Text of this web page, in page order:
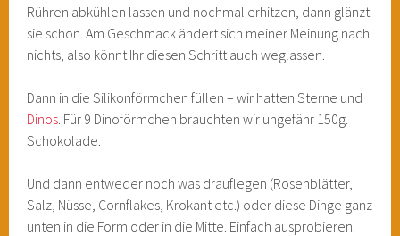
Rühren abkühlen lassen und nochmal erhitzen, dann glänzt
sie schon. Am Geschmack ändert sich meiner Meinung nach
nichts, also könnt Ihr diesen Schritt auch weglassen.
Dann in die Silikonförmchen füllen – wir hatten Sterne und
Dinos. Für 9 Dinoförmchen brauchten wir ungefähr 150g.
Schokolade.
Und dann entweder noch was drauflegen (Rosenblätter,
Salz, Nüsse, Cornflakes, Krokant etc.) oder diese Dinge ganz
unten in die Form oder in die Mitte. Einfach ausprobieren.